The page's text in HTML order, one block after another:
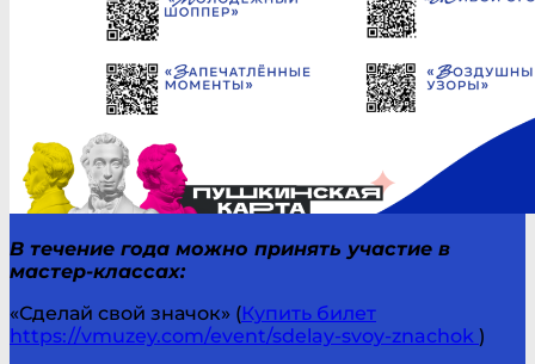
В течение года можно принять участие в
мастер-классах:
«Сделай свой значок» (Купить билет
https://vmuzey.com/event/sdelay-svoy-znachok )